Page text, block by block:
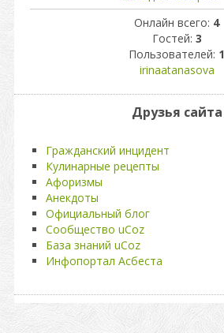
Онлайн всего: 4
Гостей: 3
Пользователей: 1
irinaatanasova
Друзья сайта
Гражданский инцидент
Кулинарные рецепты
Афоризмы
Анекдоты
Официальный блог
Сообщество uCoz
База знаний uCoz
Инфопортал Асбеста